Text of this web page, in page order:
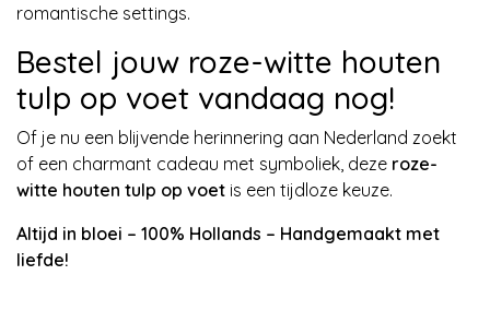
romantische settings.
Bestel jouw roze-witte houten
tulp op voet vandaag nog!
Of je nu een blijvende herinnering aan Nederland zoekt
of een charmant cadeau met symboliek, deze roze-
witte houten tulp op voet is een tijdloze keuze.
Altijd in bloei – 100% Hollands – Handgemaakt met
liefde!